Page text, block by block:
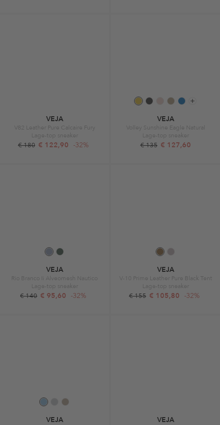
VEJA
V82 Leather Pure Calcaire Fury
Lage-top sneaker
€ 180 € 122,90 -32%
VEJA
Volley Sunshine Eagle Natural
Lage-top sneaker
€ 135 € 127,60
VEJA
Rio Branco Ii Alveomesh Nautico
Lage-top sneaker
€ 140 € 95,60 -32%
VEJA
V-10 Prime Leather Pure Black Tent
Lage-top sneaker
€ 155 € 105,80 -32%
VEJA VEJA